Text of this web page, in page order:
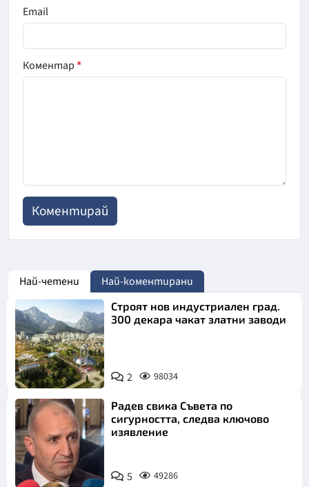
Email
Коментар*
Най-четени Най-коментирани
Строят нов индустриален град.
300 декара чакат златни заводи
2 98034
Радев свика Съвета по
сигурността, следва ключово
изявление
5 49286